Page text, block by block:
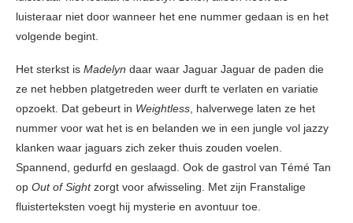
luisteraar niet door wanneer het ene nummer gedaan is en het
volgende begint.
Het sterkst is Madelyn daar waar Jaguar Jaguar de paden die
ze net hebben platgetreden weer durft te verlaten en variatie
opzoekt. Dat gebeurt in Weightless, halverwege laten ze het
nummer voor wat het is en belanden we in een jungle vol jazzy
klanken waar jaguars zich zeker thuis zouden voelen.
Spannend, gedurfd en geslaagd. Ook de gastrol van Témé Tan
op Out of Sightzorgt voor afwisseling. Met zijn Franstalige
fluisterteksten voegt hij mysterie en avontuur toe.